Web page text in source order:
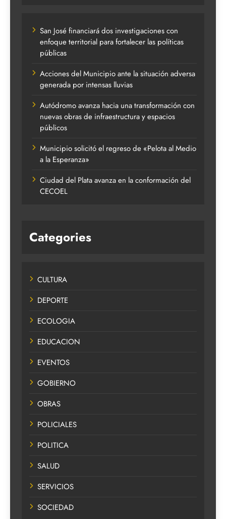
San José financiará dos investigaciones con
enfoque territorial para fortalecer las políticas
públicas
Acciones del Municipio ante la situación adversa
generada por intensas lluvias
Autódromo avanza hacia una transformación con
nuevas obras de infraestructura y espacios
públicos
Municipio solicitó el regreso de «Pelota al Medio
a la Esperanza»
Ciudad del Plata avanza en la conformación del
CECOEL
Categories
CULTURA
DEPORTE
ECOLOGIA
EDUCACION
EVENTOS
GOBIERNO
OBRAS
POLICIALES
POLITICA
SALUD
SERVICIOS
SOCIEDAD